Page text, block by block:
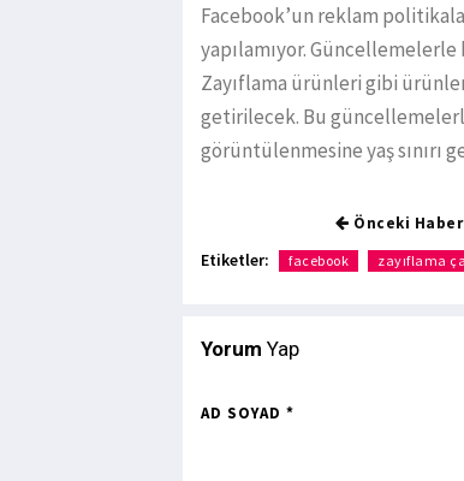
Facebook’un reklam
yapılamıyor.
Zayıflama ürünleri gibi
getirilecek. Bu
görüntülenmesine yaş sınırı
Önceki Haber
Etiketler: facebook zayıflama
Yorum Yap
AD SOYAD *